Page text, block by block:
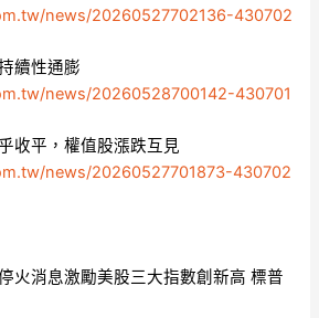
news/20260527702136-430702
續性通膨
news/20260528700142-430701
收平，權值股漲跌互見
news/20260527701873-430702
火消息激勵美股三大指數創新高 標普